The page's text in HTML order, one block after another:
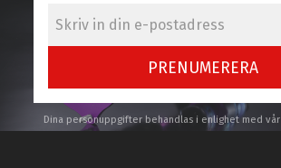
PRENUMERERA
Dina personuppgifter behandlas i enlighet med vår